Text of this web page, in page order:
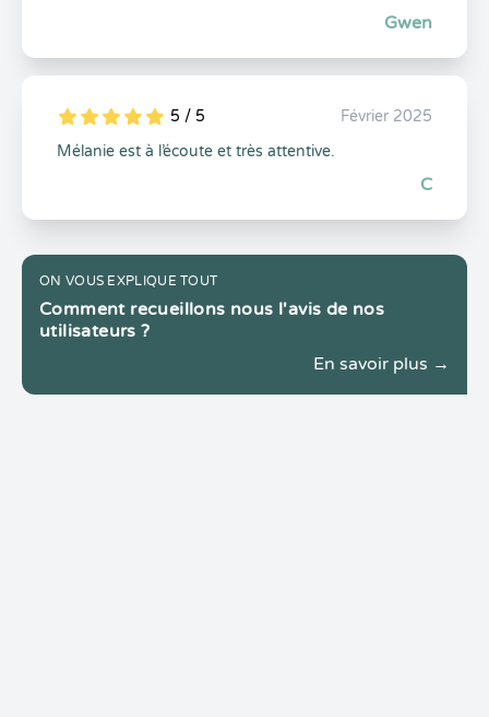
Gwen
5
1
5
0 5 / 5
Février 2025
Mélanie est à l’écoute et très attentive.
C
ON VOUS EXPLIQUE TOUT
Comment recueillons nous l'avis de nos
utilisateurs ?
En savoir plus →